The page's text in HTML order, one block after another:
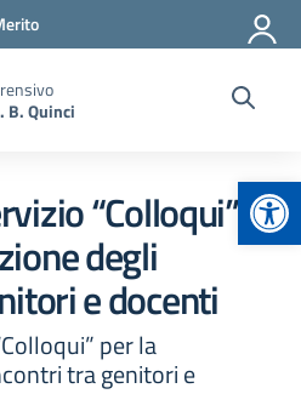
B. Quinci
“Colloqui”
degli
e docenti
per la
tra genitori e